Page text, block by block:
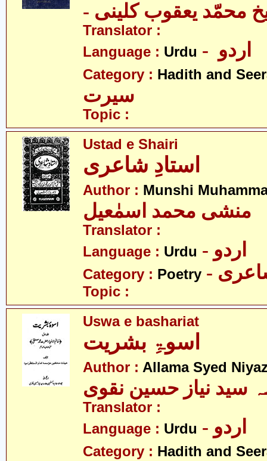
محمّد یعقوب کلینی
Translator :
Language : Urdu
Category : Hadith and
سیرت
Topic :
Ustad e Shairi
استادِ شاعری
Author : Munshi
منشی محمد اسمٰعیل
Translator :
Language : Urdu - اردو
Category : Poetry
Topic :
Uswa e bashariat
اسوۃِ بشریت
Author : Allama Syed
سید نیاز حسین نقوی
Translator :
Language : Urdu - اردو
Category : Hadith and